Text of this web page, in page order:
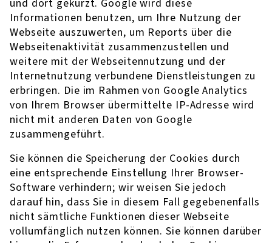
und dort gekürzt. Google wird diese
Informationen benutzen, um Ihre Nutzung der
Webseite auszuwerten, um Reports über die
Webseitenaktivität zusammenzustellen und
weitere mit der Webseitennutzung und der
Internetnutzung verbundene Dienstleistungen zu
erbringen. Die im Rahmen von Google Analytics
von Ihrem Browser übermittelte IP-Adresse wird
nicht mit anderen Daten von Google
zusammengeführt.
Sie können die Speicherung der Cookies durch
eine entsprechende Einstellung Ihrer Browser-
Software verhindern; wir weisen Sie jedoch
darauf hin, dass Sie in diesem Fall gegebenenfalls
nicht sämtliche Funktionen dieser Webseite
vollumfänglich nutzen können. Sie können darüber